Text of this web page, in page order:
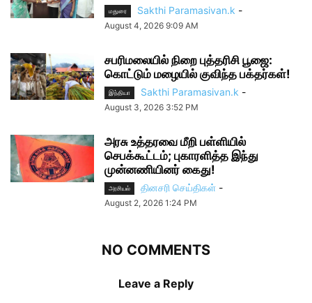
மதுரை Sakthi Paramasivan.k -
August 4, 2026 9:09 AM
சபரிமலையில் நிறை புத்தரிசி பூஜை:
கொட்டும் மழையில் குவிந்த பக்தர்கள்!
இந்தியா Sakthi Paramasivan.k -
August 3, 2026 3:52 PM
அரசு உத்தரவை மீறி பள்ளியில்
செபக்கூட்டம்; புகாரளித்த இந்து
முன்னணியினர் கைது!
அரசியல் தினசரி செய்திகள் -
August 2, 2026 1:24 PM
NO COMMENTS
Leave a Reply